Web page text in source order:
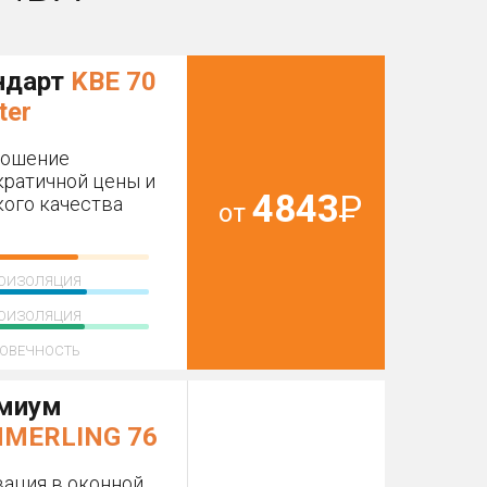
KBE 70
цены и
качества
от4843Р
76